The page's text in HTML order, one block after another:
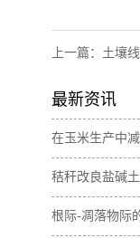
上一篇： 土壤
最新资讯
在玉米生产中
肥间作增加土
素含量
秸秆改良盐碱
与无机碳损失
根际-凋落物际